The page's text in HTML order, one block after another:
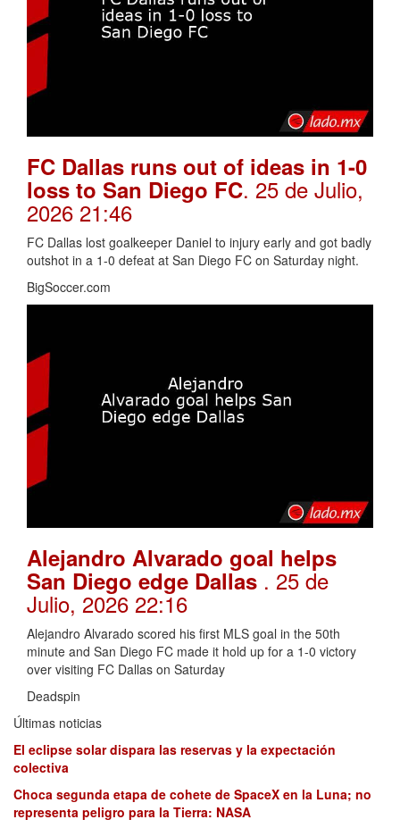
FC Dallas runs out of ideas in 1-0
loss to San Diego FC. 25 de Julio,
2026 21:46
FC Dallas lost goalkeeper Daniel to injury early and got badly
outshot in a 1-0 defeat at San Diego FC on Saturday night.
BigSoccer.com
Alejandro Alvarado goal helps
San Diego edge Dallas . 25 de
Julio, 2026 22:16
Alejandro Alvarado scored his first MLS goal in the 50th
minute and San Diego FC made it hold up for a 1-0 victory
over visiting FC Dallas on Saturday
Deadspin
Últimas noticias
El eclipse solar dispara las reservas y la expectación
colectiva
Choca segunda etapa de cohete de SpaceX en la Luna; no
representa peligro para la Tierra: NASA